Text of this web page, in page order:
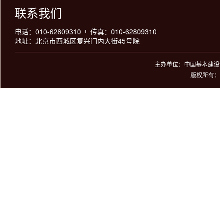
联系我们
电话：010-62809310
传真：010-62809310
地址：北京市西城区复兴门内大街45号院
主办单位：中国基本建
版权所有